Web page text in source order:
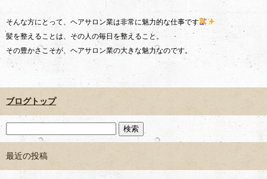
そんな方にとって、ヘアサロン業は非常に魅力的な仕事です
髪を整えることは、その人の毎日を整えること。
その豊かさこそが、ヘアサロン業の大きな魅力なのです。
ブログトップ
最近の投稿